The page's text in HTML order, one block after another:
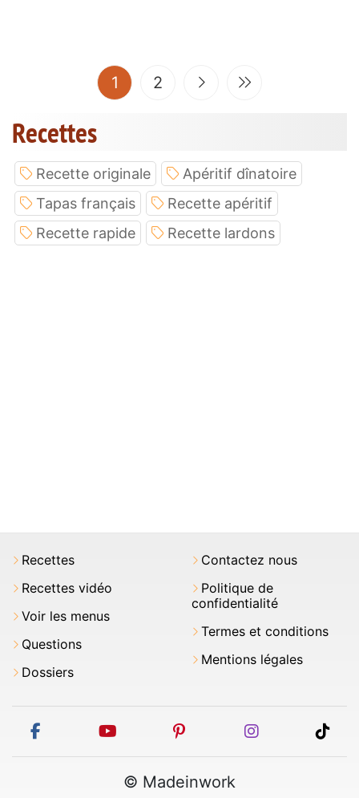
1 (current)
2
Recettes
Recette originale
Apéritif dînatoire
Tapas français
Recette apéritif
Recette rapide
Recette lardons
Recettes
Recettes vidéo
Voir les menus
Questions
Dossiers
Contactez nous
Politique de
confidentialité
Termes et conditions
Mentions légales
facebook youtube pinterest instagram
© Madeinwork